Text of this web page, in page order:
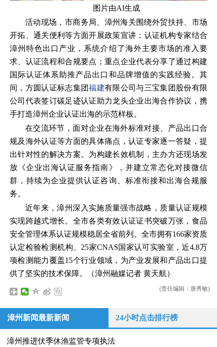
图片由AI生成
活动现场，市商务局、漳州海关围绕外贸扶持、市场
开拓、通关便利等方面开展政策宣讲；认证机构专家结合
漳州特色出口产业，系统介绍了海外主要市场的准入要
求、认证流程和合规要点；重点企业代表分享了通过构建
国际认证体系助推产品出口和品牌增值的实践经验。其
间，方圆认证标志集团福建有限公司与三宝集团股份有限
公司代表签订碳足迹认证助力龙头企业出海合作协议，携
手打造漳州企业认证出海的示范样板。
在交流环节，面对企业在海外标准对接、产品出口合
规及海外认证等方面的具体痛点，认证专家逐一答疑，提
出针对性的解决方案。为构建长效机制，主办方还现场发
放《企业出海认证服务指南》，并建立常态化对接微信
群，持续为企业提供认证咨询、标准衔接和出海合规服
务。
近年来，漳州深入实施质量强市战略，质量认证规模
实现跨越式增长。全市各类有效认证证书突破万张，食品
安全管理体系认证规模稳居全省前列。全市拥有166家资质
认定检验检测机构、25家CNAS国家认可实验室，近4.8万
项检测能力覆盖15个行业领域，为产业发展和产品出口提
供了坚实的技术保障。（漳州融媒记者 黄天航）
(责任编辑：唐秀敏)
漳州新闻最新新闻 24小时点击排行榜
漳州推进伏季休渔监管专项执法